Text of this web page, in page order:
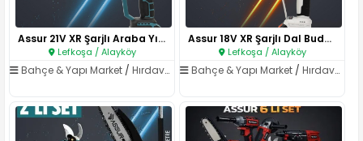
Assur 21V XR Şarjlı Araba Yıka..
Lefkoşa / Alayköy
Bahçe & Yapı Market / Hırdavat & El Aletleri
Assur 18V XR Şarjlı Dal Budama..
Lefkoşa / Alayköy
Bahçe & Yapı Market /Hırdavat & El Aletleri